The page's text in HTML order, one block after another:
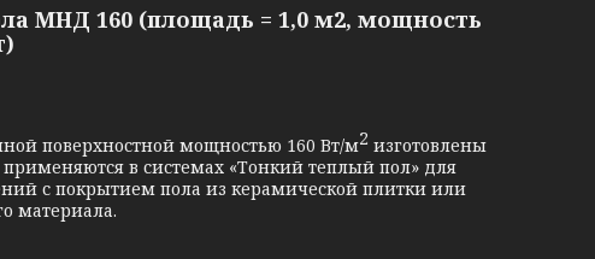
МНД 160 (площадь = 1,0 м2, мощность
поверхностной мощностью 160 Вт/м2 изготовлены
применяются в системах «Тонкий теплый пол» для
с покрытием пола из керамической плитки или
материала.